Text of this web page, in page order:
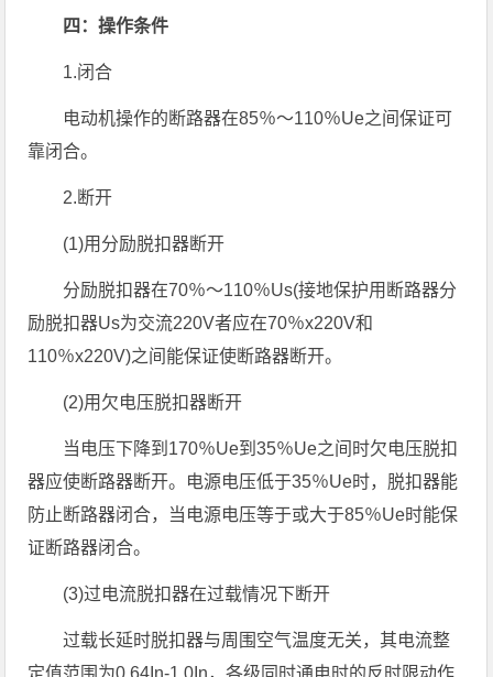
四：操作条件
1.闭合
电动机操作的断路器在85％～110％Ue之间保证可
靠闭合。
2.断开
(1)用分励脱扣器断开
分励脱扣器在70％～110％Us(接地保护用断路器分
励脱扣器Us为交流220V者应在70％x220V和
110％x220V)之间能保证使断路器断开。
(2)用欠电压脱扣器断开
当电压下降到170％Ue到35％Ue之间时欠电压脱扣
器应使断路器断开。电源电压低于35％Ue时，脱扣器能
防止断路器闭合，当电源电压等于或大于85％Ue时能保
证断路器闭合。
(3)过电流脱扣器在过载情况下断开
过载长延时脱扣器与周围空气温度无关，其电流整
定值范围为0.64In-1.0In，各级同时通电时的反时限动作